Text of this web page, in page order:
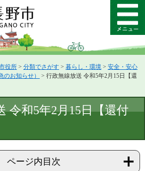
メ
ニ
ー
役所 > 分類でさがす > 暮らし・環境 > 安全・安心
のお知らせ） > 行政無線放送 令和5年2月15日【還
令和5年2月15日【還付
ページ内目次